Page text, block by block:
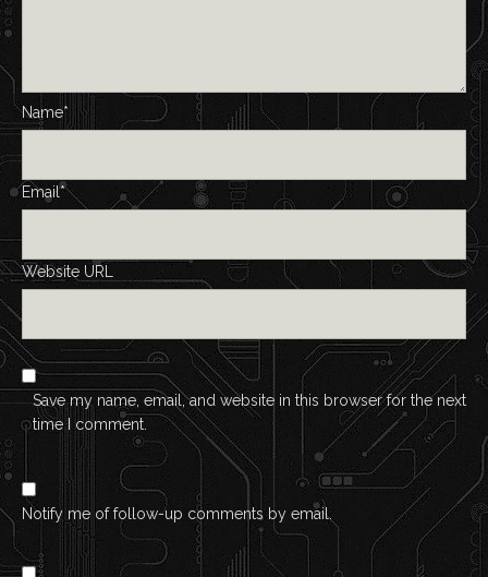
Name*
Email*
Website URL
Save my name, email, and website in this browser for the next
time I comment.
Notify me of follow-up comments by email.